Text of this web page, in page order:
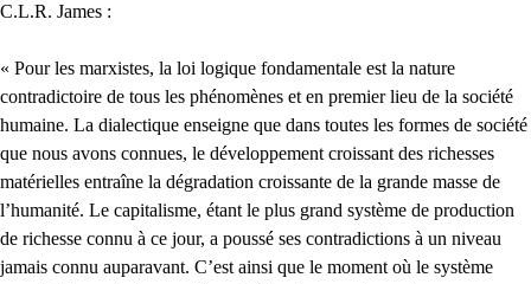
C.L.R. James :
« Pour les marxistes, la loi logique fondamentale est la nature
contradictoire de tous les phénomènes et en premier lieu de la société
humaine. La dialectique enseigne que dans toutes les formes de société
que nous avons connues, le développement croissant des richesses
matérielles entraîne la dégradation croissante de la grande masse de
l’humanité. Le capitalisme, étant le plus grand système de production
de richesse connu à ce jour, a poussé ses contradictions à un niveau
jamais connu auparavant. C’est ainsi que le moment où le système